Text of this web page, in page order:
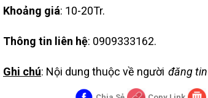
Khoảng giá: 10-20Tr.
Thông tin liên hệ: 0909333162.
Ghi chú: Nội dung thuộc về người đăng tin